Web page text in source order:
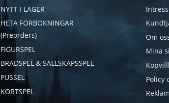
NYTT I LAGER
HETA FÖRBOKNINGAR
(Preorders)
FIGURSPEL
BRÄDSPEL & SÄLLSKAPSSPEL
PUSSEL
KORTSPEL
Om
Mina
Policy